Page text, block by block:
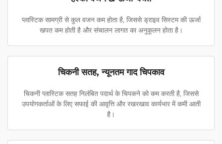
प्लास्टिक सामग्री से कुल वजन कम होता है, जिससे ड्राइव सिस्टम की ऊर्जा
खपत कम होती है और संचालन लागत का अनुकूलन होता है।
चिकनी सतह, न्यूनतम गाद चिपकाव
चिकनी प्लास्टिक सतह निलंबित पदार्थ के चिपकने को कम करती है, जिससे
उपयोगकर्ताओं के लिए सफाई की आवृत्ति और रखरखाव कार्यभार में कमी आती
है।